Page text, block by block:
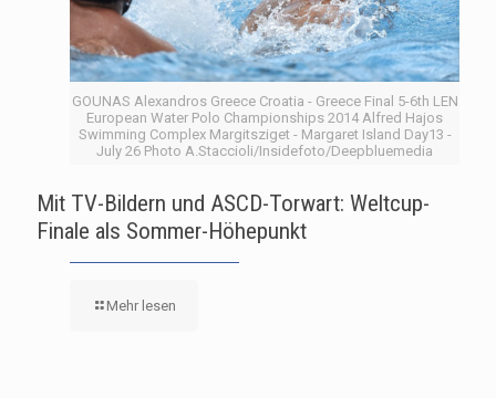
GOUNAS Alexandros Greece Croatia - Greece Final 5-6th LEN
European Water Polo Championships 2014 Alfred Hajos
Swimming Complex Margitsziget - Margaret Island Day13 -
July 26 Photo A.Staccioli/Insidefoto/Deepbluemedia
Mit TV-Bildern und ASCD-Torwart: Weltcup-
Finale als Sommer-Höhepunkt
Mehr lesen